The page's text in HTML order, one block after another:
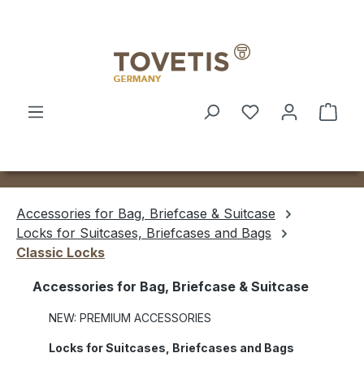
Accessories for Bag, Briefcase & Suitcase
Locks for Suitcases, Briefcases and Bags
Classic Locks
Accessories for Bag, Briefcase & Suitcase
NEW: PREMIUM ACCESSORIES
Locks for Suitcases, Briefcases and Bags